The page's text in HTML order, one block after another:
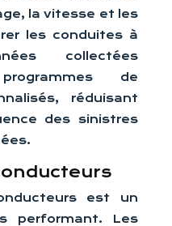
la vitesse et les
les conduites à
collectées
de
réduisant
des sinistres
est un
performant. Les